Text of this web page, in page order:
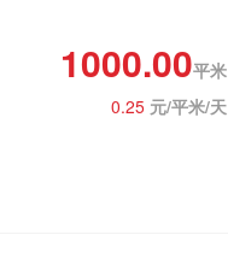
1000.00平米
0.25 元/平米/天